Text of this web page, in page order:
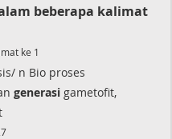
beberapa kalimat
ke 1
n Bio proses
generasi gametofit,